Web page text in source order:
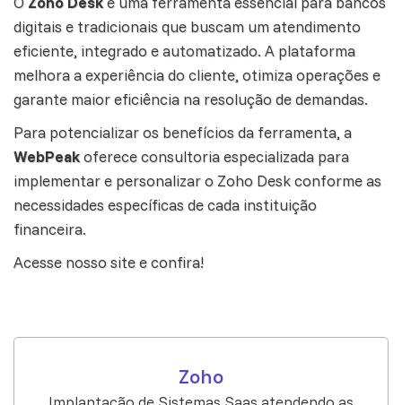
digitais e tradicionais que buscam um atendimento
eficiente, integrado e automatizado. A plataforma
melhora a experiência do cliente, otimiza operações e
garante maior eficiência na resolução de demandas.
Para potencializar os benefícios da ferramenta, a
WebPeakoferece consultoria especializada para
implementar e personalizar o Zoho Desk conforme as
necessidades específicas de cada instituição
financeira.
Acesse nosso site e confira!
Zoho